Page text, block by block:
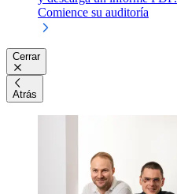
Comience su auditoría
Cerrar
Atrás